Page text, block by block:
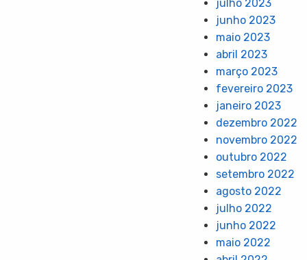
julho 2023
junho 2023
maio 2023
abril 2023
março 2023
fevereiro 2023
janeiro 2023
dezembro 2022
novembro 2022
outubro 2022
setembro 2022
agosto 2022
julho 2022
junho 2022
maio 2022